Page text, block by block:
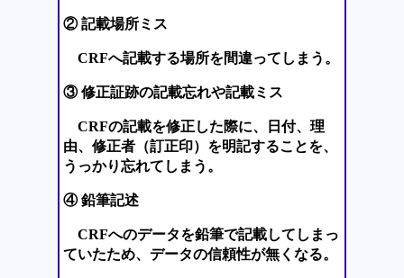
② 記載場所ミス
CRFへ記載する場所を間違ってしまう。
③ 修正証跡の記載忘れや記載ミス
CRFの記載を修正した際に、日付、理
由、修正者（訂正印）を明記することを、
うっかり忘れてしまう。
④ 鉛筆記述
CRFへのデータを鉛筆で記載してしまっ
ていたため、データの信頼性が無くなる。